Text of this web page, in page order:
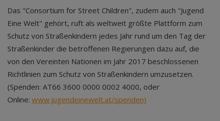
Das "Consortium for Street Children", zudem auch "Jugend
Eine Welt" gehört, ruft als weltweit größte Plattform zum
Schutz von Straßenkindern jedes Jahr rund um den Tag der
Straßenkinder die betroffenen Regierungen dazu auf, die
von den Vereinten Nationen im Jahr 2017 beschlossenen
Richtlinien zum Schutz von Straßenkindern umzusetzen.
(Spenden: AT66 3600 0000 0002 4000, oder
Online: www.jugendeinewelt.at/spenden)